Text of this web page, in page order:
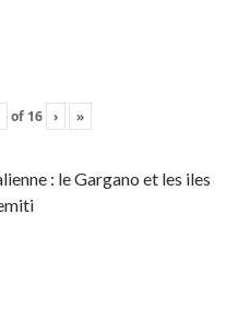
of 16 › »
: le Gargano et les iles